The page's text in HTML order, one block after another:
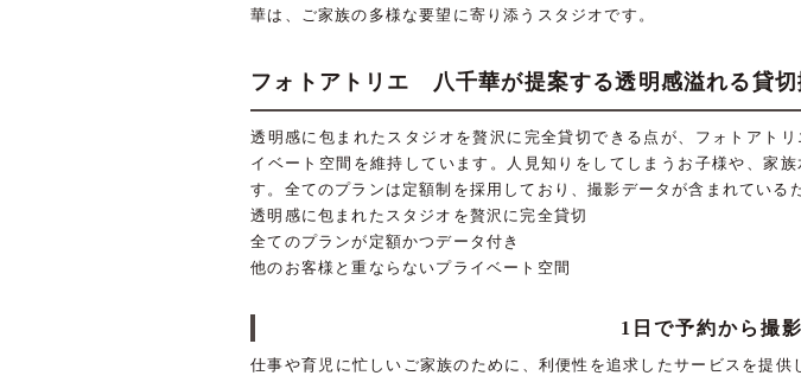
華は、ご家族の多様な要望に寄り添うスタジオです。
フォトアトリエ 八千華が提案する透明感溢れる貸切
透明感に包まれたスタジオを贅沢に完全貸切できる点が、フォトアト
イベート空間を維持しています。人見知りをしてしまうお子様や、家
す。全てのプランは定額制を採用しており、撮影データが含まれている
透明感に包まれたスタジオを贅沢に完全貸切
全てのプランが定額かつデータ付き
他のお客様と重ならないプライベート空間
1日で予約から撮
仕事や育児に忙しいご家族のために、利便性を追求したサービスを提